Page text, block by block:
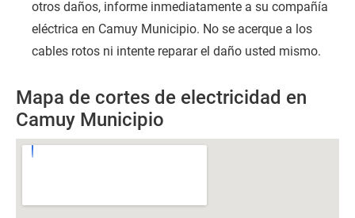
otros daños, informe inmediatamente a su compañía
eléctrica en Camuy Municipio. No se acerque a los
cables rotos ni intente reparar el daño usted mismo.
Mapa de cortes de electricidad en
Camuy Municipio